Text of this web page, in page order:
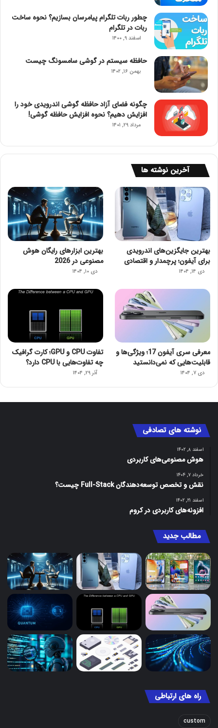
چطور ربات تلگرام پیامرسان بسازیم؟ نحوه ساخت
ربات در تلگرام
اسفند ۹, ۱۴۰۰
حافظه سیستم در گوشی سامسونگ چیست
بهمن ۱۶, ۱۴۰۲
چگونه فضای آزاد حافظه گوشی اندرویدی خود را
افزایش دهیم؟ نحوه افزایش حافظه گوشی!
مرداد ۲۹, ۱۴۰۱
آخرین نوشته ها
بهترین جایگزین‌های اندرویدی
برای آیفون؛ پرچمدار و اقتصادی
دی ۱۴, ۱۴۰۴
بهترین ابزارهای رایگان هوش
مصنوعی در 2026
دی ۱۰, ۱۴۰۴
معرفی سری آیفون 17؛ ویژگی‌ها و
قابلیت‌هایی که نمی‌دانستید
دی ۷, ۱۴۰۴
تفاوت CPU و GPU؛ کارت گرافیک
چه تفاوت‌هایی با CPU دارد؟
آذر ۲۹, ۱۴۰۴
نوشته های تصادفی
اسفند ۸, ۱۴۰۲
هوش مصنوعی‌های کاربردی
خرداد ۷, ۱۴۰۴
نقش و تخصص توسعه‌دهندگان Full-Stack چیست؟
اسفند ۲۱, ۱۴۰۲
افزونه‌های کاربردی در کروم
مطالب جدید
راه های ارتباطی
custom